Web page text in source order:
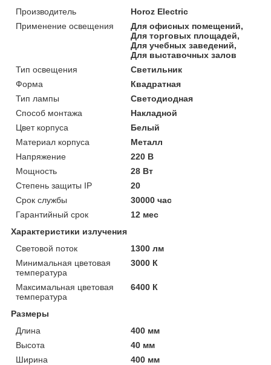
Производитель
Horoz Electric
Применение освещения
Для офисных помещений,
Для торговых площадей,
Для учебных заведений,
Для выставочных залов
Тип освещения
Светильник
Форма
Квадратная
Тип лампы
Светодиодная
Способ монтажа
Накладной
Цвет корпуса
Белый
Материал корпуса
Металл
Напряжение
220 В
Мощность
28 Вт
Степень защиты IP
20
Срок службы
30000 час
Гарантийный срок
12 мес
Характеристики излучения
Световой поток
1300 лм
Минимальная цветовая
температура
3000 К
Максимальная цветовая
температура
6400 К
Размеры
Длина
400 мм
Высота
40 мм
Ширина
400 мм